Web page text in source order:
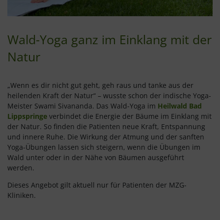
Wald-Yoga ganz im Einklang mit der
Natur
„Wenn es dir nicht gut geht, geh raus und tanke aus der
heilenden Kraft der Natur“ – wusste schon der indische Yoga-
Meister Swami Sivananda. Das Wald-Yoga im Heilwald Bad
Lippspringe verbindet die Energie der Bäume im Einklang mit
der Natur. So finden die Patienten neue Kraft, Entspannung
und innere Ruhe. Die Wirkung der Atmung und der sanften
Yoga-Übungen lassen sich steigern, wenn die Übungen im
Wald unter oder in der Nähe von Bäumen ausgeführt
werden.
Dieses Angebot gilt aktuell nur für Patienten der MZG-
Kliniken.